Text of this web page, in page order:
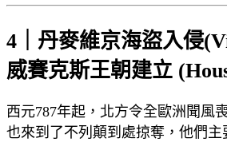
4｜丹麥維京海盜入侵
威賽克斯王朝建立
西元787年起，北方令全歐洲聞風
也來到了不列顛到處掠奪，他們